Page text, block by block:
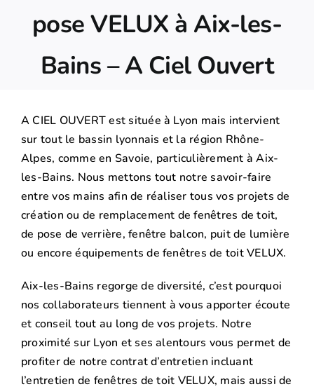
Qui sommes-nous ?
Trouvez votre installateur
pose VELUX à Aix-les-
Bains – A Ciel Ouvert
A CIEL OUVERT est située à Lyon mais intervient
sur tout le bassin lyonnais et la région Rhône-
Alpes, comme en Savoie, particulièrement à Aix-
les-Bains. Nous mettons tout notre savoir-faire
entre vos mains afin de réaliser tous vos projets de
création ou de remplacement de fenêtres de toit,
de pose de verrière, fenêtre balcon, puit de lumière
ou encore équipements de fenêtres de toit VELUX.
Aix-les-Bains regorge de diversité, c’est pourquoi
nos collaborateurs tiennent à vous apporter écoute
et conseil tout au long de vos projets. Notre
proximité sur Lyon et ses alentours vous permet de
profiter de notre contrat d’entretien incluant
l’entretien de fenêtres de toit VELUX, mais aussi de